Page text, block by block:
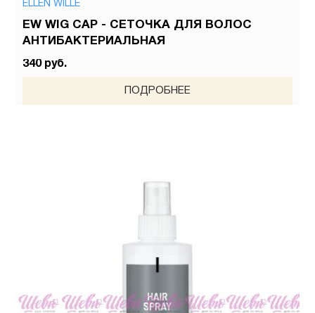
ELLEN WILLE
EW WIG CAP - СЕТОЧКА ДЛЯ ВОЛОС
АНТИБАКТЕРИАЛЬНАЯ
340 руб.
ПОДРОБНЕЕ